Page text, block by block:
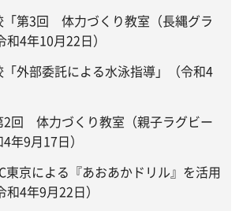
「第3回 体力づくり教室（長縄グラ
4年10月22日）
外部委託による水泳指導」（令和4
2回 体力づくり教室（親子ラグビー
年9月17日）
東京による『あおあかドリル』を活用
4年9月22日）